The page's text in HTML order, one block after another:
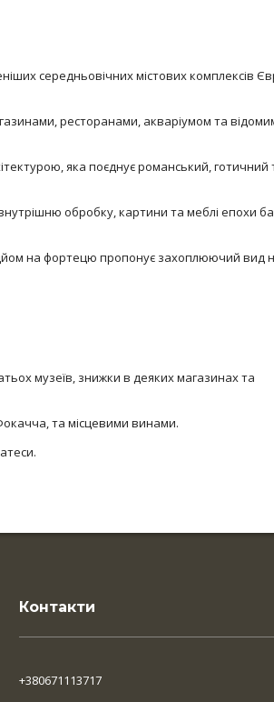
середньовічних містових комплексів
ресторанами, акваріумом та
яка поєднує романський, готичний
обробку, картини та меблі епохи
на фортецю пропонує захоплюючий вид
музеїв, знижки в деяких магазинах та
та місцевими винами.
Контакти
+380671113717